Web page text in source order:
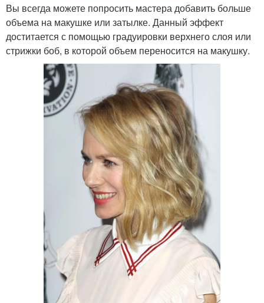
Вы всегда можете попросить мастера добавить больше
объема на макушке или затылке. Данный эффект
доститается с помощью градуировки верхнего слоя или
стрижки боб, в которой объем переносится на макушку.